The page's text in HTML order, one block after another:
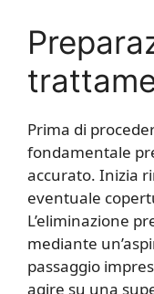
Prima di
fondamentale
accurato. Inizia
eventuale
L’eliminazione
mediante
passaggio
agire su una